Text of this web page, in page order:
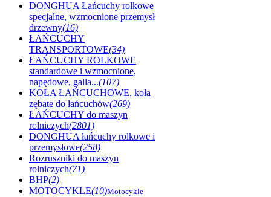
DONGHUA Łańcuchy rolkowe
specjalne, wzmocnione przemysł
drzewny(16)
ŁAŃCUCHY
TRANSPORTOWE(34)
ŁAŃCUCHY ROLKOWE
standardowe i wzmocnione,
napędowe, galla...(107)
KOŁA ŁAŃCUCHOWE, koła
zębate do łańcuchów(269)
ŁAŃCUCHY do maszyn
rolniczych(2801)
DONGHUA łańcuchy rolkowe i
przemysłowe(258)
Rozruszniki do maszyn
rolniczych(71)
BHP(2)
MOTOCYKLE(10)Motocykle